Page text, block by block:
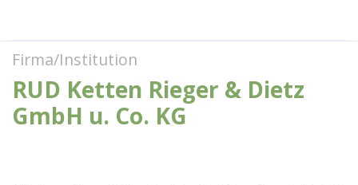
Firma/Institution
RUD Ketten Rieger & Dietz
GmbH u. Co. KG